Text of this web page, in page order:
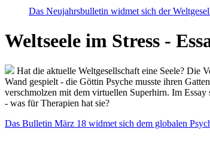
Das Neujahrsbulletin widmet sich der
Weltseele im Stress -
Hat die aktuelle Weltgesellschaft eine Seele? Die
Wand gespielt - die Göttin Psyche musste ihren
verschmolzen mit dem virtuellen Superhirn. Im
- was für Therapien hat sie?
Das Bulletin März 18 widmet sich dem globalen